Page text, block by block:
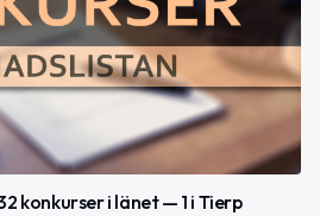
konkurser i länet — 1 i Tierp